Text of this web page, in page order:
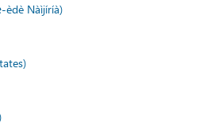
èdè Nàìjíríà)